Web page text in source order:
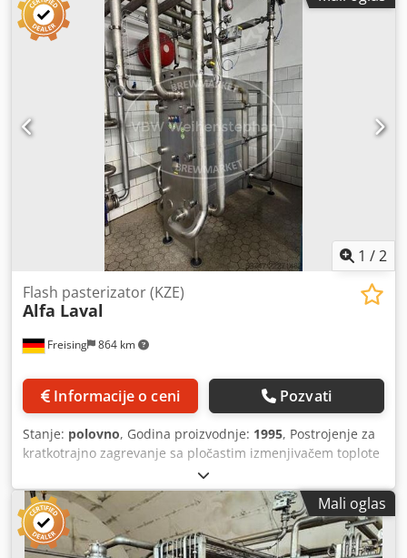
1 /2
Freising 864 km
Flash pasterizator (KZE)
Alfa Laval
Informacije o ceni Pozvati
Stanje: polovno, Godina proizvodnje: 1995, Postrojenje za
kratkotrajno zagrevanje sa pločastim izmenjivačem toplote
za zagrevanje 200 hl/h napitka sa 3 °C na 74 °C. Mašina
(dodatno): Inline pasterizaciona linija Kapacitet: 20.000 l/h
Credpfx Anszizt Ie Ijf Materijal: nerđajući čelik Oprema:
pločasti izmenjivač toplote; upravljački ormar sa digitalnim
kontrolnim panelom
Mali oglas